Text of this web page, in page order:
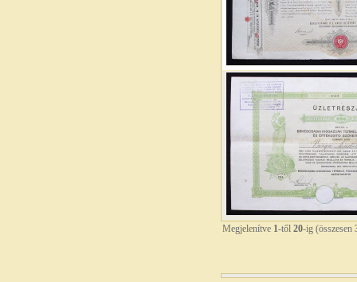
Megjelenítve 1-től 20-ig (összesen